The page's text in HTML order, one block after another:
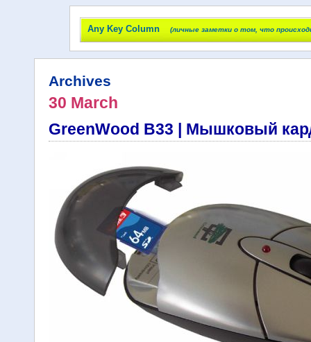
Any Key Column (личные заметки о том, что
Archives
30 March
GreenWood B33 | Мышковый